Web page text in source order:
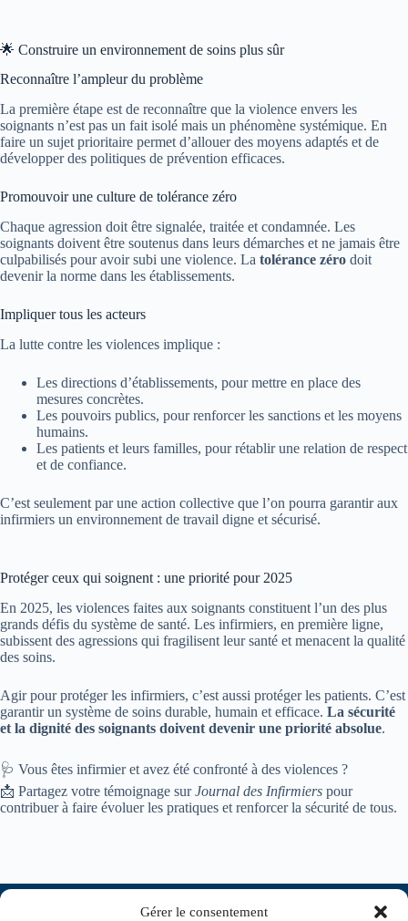
Gérer le consentement
🌟 Construire un environnement de soins plus sûr
Reconnaître l’ampleur du problème
La première étape est de reconnaître que la violence envers les
soignants n’est pas un fait isolé mais un phénomène systémique. En
faire un sujet prioritaire permet d’allouer des moyens adaptés et de
développer des politiques de prévention efficaces.
Promouvoir une culture de tolérance zéro
Chaque agression doit être signalée, traitée et condamnée. Les
soignants doivent être soutenus dans leurs démarches et ne jamais être
culpabilisés pour avoir subi une violence. La tolérance zéro doit
devenir la norme dans les établissements.
Impliquer tous les acteurs
La lutte contre les violences implique :
Les directions d’établissements, pour mettre en place des
mesures concrètes.
Les pouvoirs publics, pour renforcer les sanctions et les moyens
humains.
Les patients et leurs familles, pour rétablir une relation de respect
et de confiance.
C’est seulement par une action collective que l’on pourra garantir aux
infirmiers un environnement de travail digne et sécurisé.
Protéger ceux qui soignent : une priorité pour 2025
En 2025, les violences faites aux soignants constituent l’un des plus
grands défis du système de santé. Les infirmiers, en première ligne,
subissent des agressions qui fragilisent leur santé et menacent la qualité
des soins.
Agir pour protéger les infirmiers, c’est aussi protéger les patients. C’est
garantir un système de soins durable, humain et efficace. La sécurité
et la dignité des soignants doivent devenir une priorité absolue.
🩺 Vous êtes infirmier et avez été confronté à des violences ?
📩 Partagez votre témoignage surJournal des Infirmiers pour
contribuer à faire évoluer les pratiques et renforcer la sécurité de tous.